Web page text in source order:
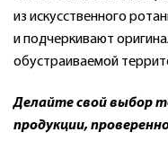
из искусственного
и подчеркивают
обустраиваемой
Делайте свой выбор
продукции,